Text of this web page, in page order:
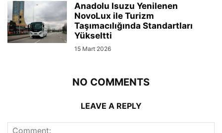
Anadolu Isuzu Yenilenen
NovoLux ile Turizm
Taşımacılığında Standartları
Yükseltti
15 Mart 2026
NO COMMENTS
LEAVE A REPLY